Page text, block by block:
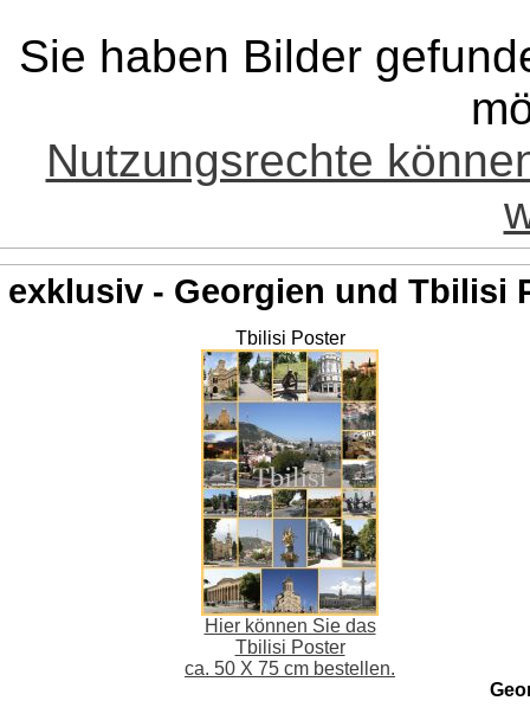
Sie haben Bilder
Nutzungsrechte
exklusiv - Georgien und Tbilisi
Tbilisi Poster
Hier können Sie das
Tbilisi Poster
ca. 50 X 75 cm bestellen.